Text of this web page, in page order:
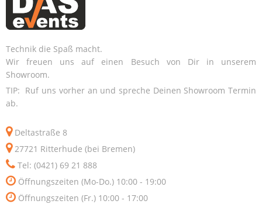
Technik die Spaß macht.
Wir freuen uns auf einen Besuch von Dir in unserem
Showroom.
TIP: Ruf uns vorher an und spreche Deinen Showroom Termin
ab.
Deltastraße 8
27721 Ritterhude (bei Bremen)
Tel: (0421) 69 21 888
Öffnungszeiten (Mo-Do.) 10:00 - 19:00
Öffnungszeiten (Fr.) 10:00 - 17:00